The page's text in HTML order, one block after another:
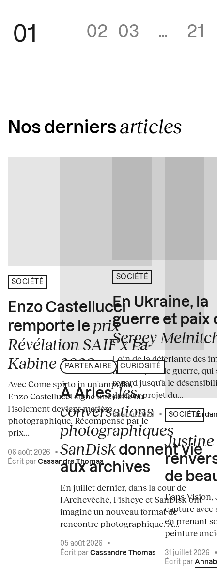
01 02 03 … 21
Nos derniers articles
SOCIÉTÉ
Enzo Castellucci
remporte le prix
Révélation SAIF x La
Kabine 2026
Avec Come spirto in un'ampolla,
Enzo Castellucci signe une série où
l'isolement devient matière
photographique. Récompensé par le
prix...
06 août 2026
•
Écrit par Cassandre Thomas
PARTENAIRE CURIOSITÉ
À Arles,les
conversations
photographiques
SanDisk donnent vie
aux archives
En juillet dernier, dans la cour de
l'Archevêché, Fisheye et SanDisk ont
imaginé un nouveau format de
rencontre photographique. À...
05 août 2026
•
Écrit par Cassandre Thomas
SOCIÉTÉ
En Ukraine, la
guerre et paix
Sergey
Loin de la déferlante des
médiatiques de guerre, qui
regard jusqu’à le
dernier projet du...
04 août 2026 • Écrit par
SOCIÉTÉ
de
Dans
capture avec
en prenant
peinture
31 juillet 2026
Écrit par